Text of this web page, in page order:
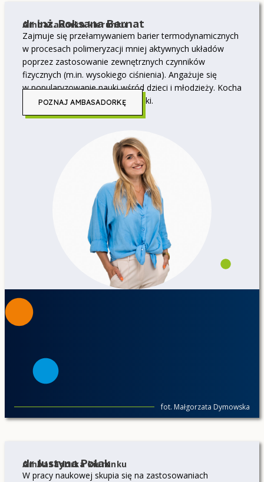
Ambasadorka kierunku
dr inż. Roksana Bernat
Zajmuje się przełamywaniem barier termodynamicznych
w procesach polimeryzacji mniej aktywnych układów
poprzez zastosowanie zewnętrznych czynników
fizycznych (m.in. wysokiego ciśnienia). Angażuje się
w popularyzowanie nauki wśród dzieci i młodzieży. Kocha
zwierzęta, podróże, sport i książki.
POZNAJ AMBASADORKĘ
fot. Małgorzata Dymowska
Ambasadorka kierunku
dr Justyna Polak
W pracy naukowej skupia się na zastosowaniach